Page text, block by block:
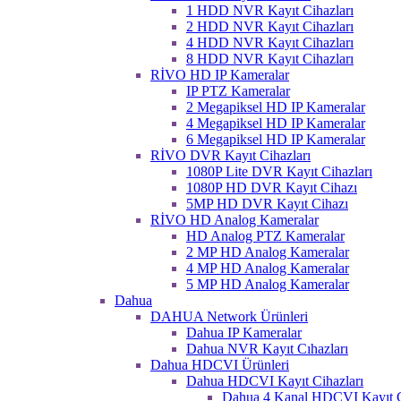
1 HDD NVR Kayıt Cihazları
2 HDD NVR Kayıt Cihazları
4 HDD NVR Kayıt Cihazları
8 HDD NVR Kayıt Cihazları
RİVO HD IP Kameralar
IP PTZ Kameralar
2 Megapiksel HD IP Kameralar
4 Megapiksel HD IP Kameralar
6 Megapiksel HD IP Kameralar
RİVO DVR Kayıt Cihazları
1080P Lite DVR Kayıt Cihazları
1080P HD DVR Kayıt Cihazı
5MP HD DVR Kayıt Cihazı
RİVO HD Analog Kameralar
HD Analog PTZ Kameralar
2 MP HD Analog Kameralar
4 MP HD Analog Kameralar
5 MP HD Analog Kameralar
Dahua
DAHUA Network Ürünleri
Dahua IP Kameralar
Dahua NVR Kayıt Cıhazları
Dahua HDCVI Ürünleri
Dahua HDCVI Kayıt Cihazları
Dahua 4 Kanal HDCVI Kayıt